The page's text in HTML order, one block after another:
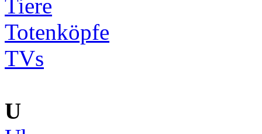
Tiere
Totenköpfe
TVs
U